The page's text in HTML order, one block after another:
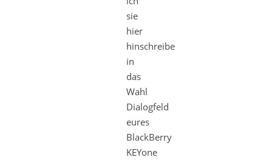
sie
hier
hinschreibe
in
das
Wahl
Dialogfeld
eures
BlackBerry
KEYone